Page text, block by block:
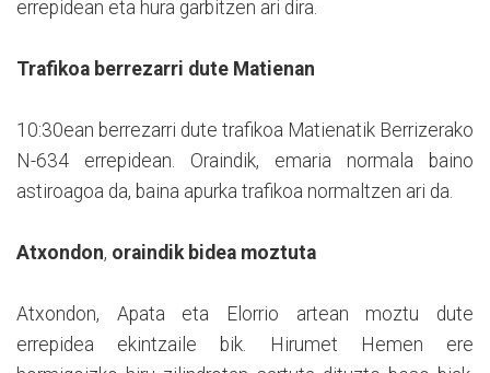
errepidean eta hura garbitzen ari dira.
Trafikoa berrezarri dute Matienan
10:30ean berrezarri dute trafikoa Matienatik Berrizerako
N-634 errepidean. Oraindik, emaria normala baino
astiroagoa da, baina apurka trafikoa normaltzen ari da.
Atxondon, oraindik bidea moztuta
Atxondon, Apata eta Elorrio artean moztu dute
errepidea ekintzaile bik. Hirumet Hemen ere